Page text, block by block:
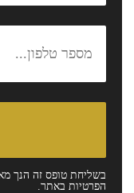
בשליחת טופס זה הנך
הפרטיות באתר.